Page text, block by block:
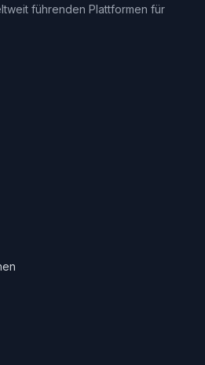
führenden Plattformen für